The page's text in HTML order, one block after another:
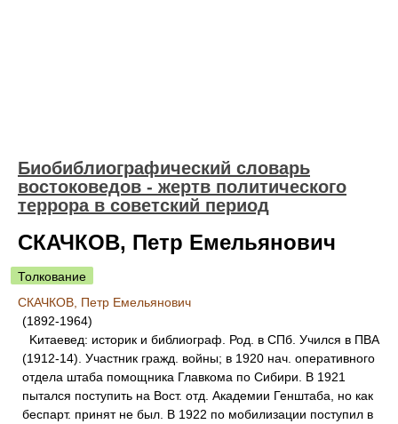
Биобиблиографический словарь
востоковедов - жертв политического
террора в советский период
СКАЧКОВ, Петр Емельянович
Толкование
СКАЧКОВ, Петр Емельянович
(1892-1964)
Kитаевед: историк и библиограф. Род. в СПб. Учился в ПВА
(1912-14). Участник гражд. войны; в 1920 нач. оперативного
отдела штаба помощника Главкома по Сибири. В 1921
пытался поступить на Вост. отд. Академии Генштаба, но как
беспарт. принят не был. В 1922 по мобилизации поступил в